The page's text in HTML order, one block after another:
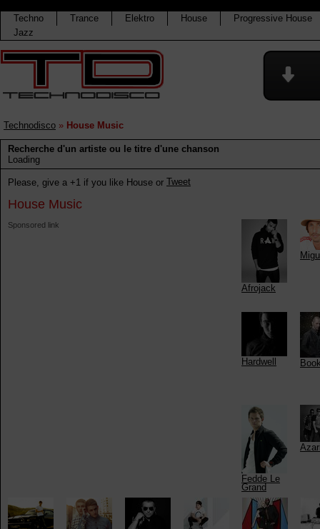
Techno Trance Elektro House
Progressive House
Jazz
Technodisco » House Music
Recherche d'un artiste ou le titre d'une chanson
Loading
Please, give a +1 if you like House or Tweet
House Music
Sponsored link
Afrojack
Hardwell
Fedde Le
Grand